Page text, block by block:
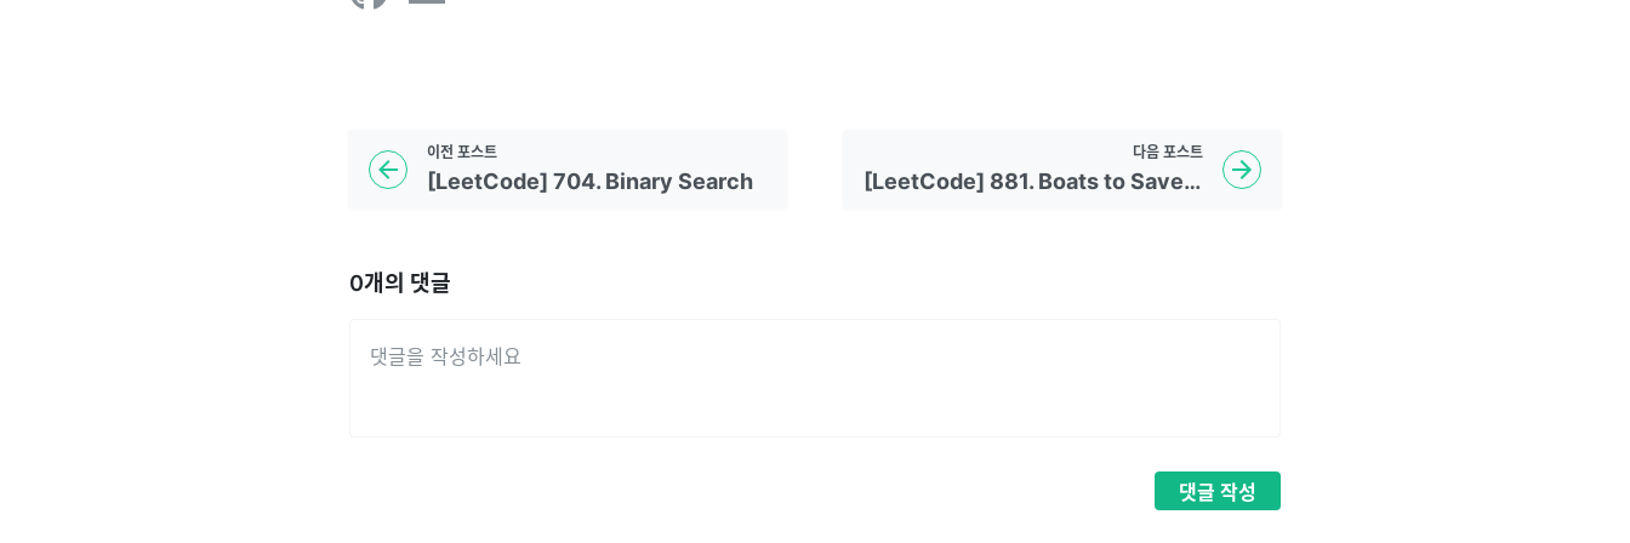
이전 포스트
[LeetCode] 704. Binary Search
다음 포스트
[LeetCode] 881. Boats to Save People
0개의 댓글
댓글 작성